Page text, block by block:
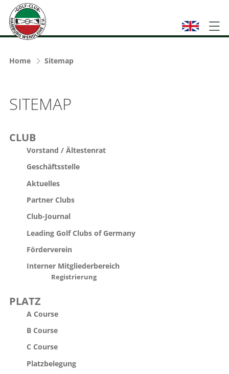
Home Sitemap
SITEMAP
CLUB
Vorstand / Ältestenrat
Geschäftsstelle
Aktuelles
Partner Clubs
Club-Journal
Leading Golf Clubs of Germany
Förderverein
Interner Mitgliederbereich
Registrierung
PLATZ
A Course
B Course
C Course
Platzbelegung